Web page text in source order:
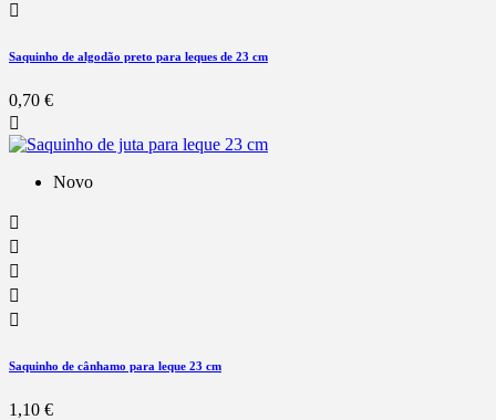

Saquinho de algodão preto para leques de 23 cm
0,70 €

Novo





Saquinho de cânhamo para leque 23 cm
1,10 €